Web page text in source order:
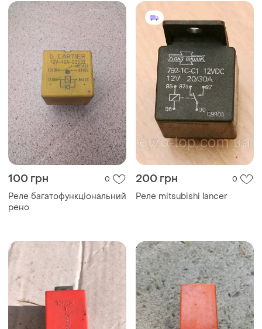
100 грн 0
Реле багатофункціональний
рено
200 грн 0
Реле mitsubishi lancer